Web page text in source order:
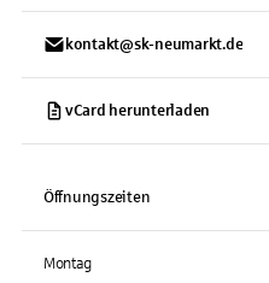
kontakt@sk-neumarkt.de
vCard herunterladen
Öffnungszeiten
Montag